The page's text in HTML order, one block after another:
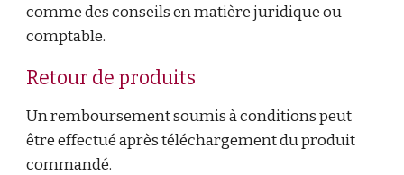
comme des conseils en matière juridique ou
comptable.
Retour de produits
Un remboursement soumis à conditions peut
être effectué après téléchargement du produit
commandé.